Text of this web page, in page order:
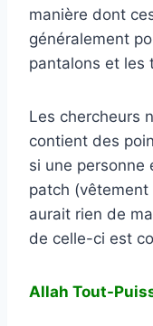
manière dont
généralement
pantalons et les
Les chercheurs
contient des
si une personne
patch
aurait rien de
de celle-ci est
Allah Tout-